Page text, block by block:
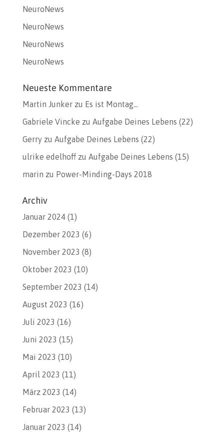
NeuroNews
NeuroNews
NeuroNews
NeuroNews
Neueste Kommentare
Martin Junkerzu Es ist Montag…
Gabriele Vincke zu Aufgabe Deines Lebens (22)
Gerryzu Aufgabe Deines Lebens (22)
ulrike edelhoffzu Aufgabe Deines Lebens (15)
marin zu Power-Minding-Days 2018
Archiv
Januar 2024(1)
Dezember 2023 (6)
November 2023 (8)
Oktober 2023 (10)
September 2023 (14)
August 2023 (16)
Juli 2023 (16)
Juni 2023 (15)
Mai 2023 (10)
April 2023 (11)
März 2023 (14)
Februar 2023 (13)
Januar 2023 (14)